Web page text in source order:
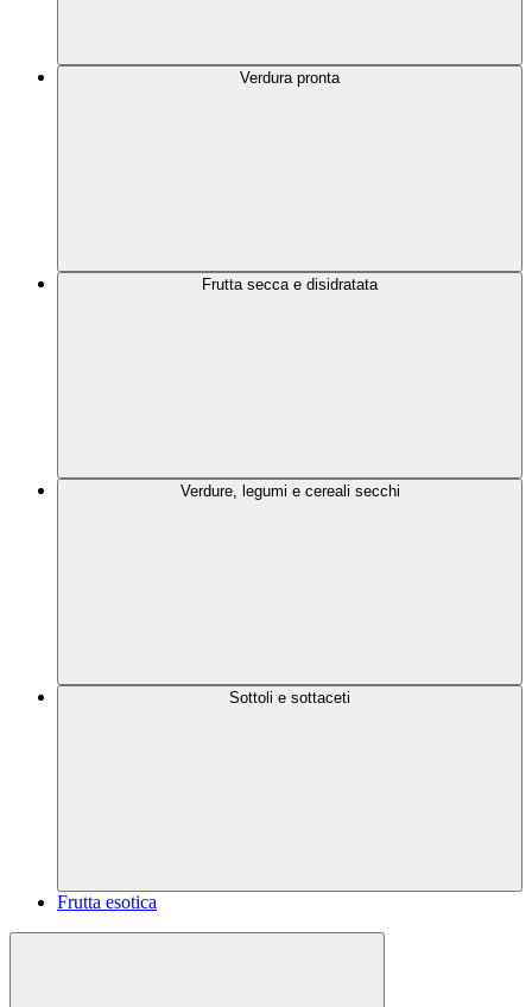
Verdura pronta
Frutta secca e disidratata
Verdure, legumi e cereali secchi
Sottoli e sottaceti
Frutta esotica